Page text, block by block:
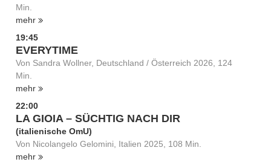
Min.
mehr
19:45
EVERYTIME
Von Sandra Wollner, Deutschland / Österreich 2026, 124
Min.
mehr
22:00
LA GIOIA – SÜCHTIG NACH DIR
(italienische OmU)
Von Nicolangelo Gelomini, Italien 2025, 108 Min.
mehr